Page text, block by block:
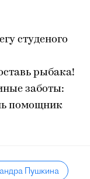
студеного
рыбака!
заботы:
помощник
Пушкина